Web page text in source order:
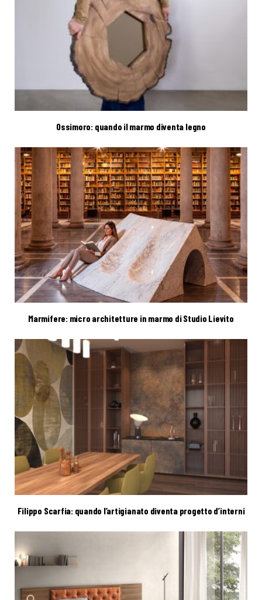
Ossimoro: quando il marmo diventa legno
Marmifere: micro architetture in marmo di Studio Lievito
Filippo Scarfia: quando l’artigianato diventa progetto d’interni